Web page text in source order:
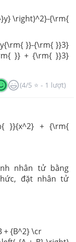
\right)^2}-{\rm{
}}-{\rm{ }}3}
}} + {\rm{ }}3}
(4/5 ⭐ - 1 lượt)
}}{x^2} + {\rm{
nhân tử bằng
đặt nhân tử
+ {B^2} \cr